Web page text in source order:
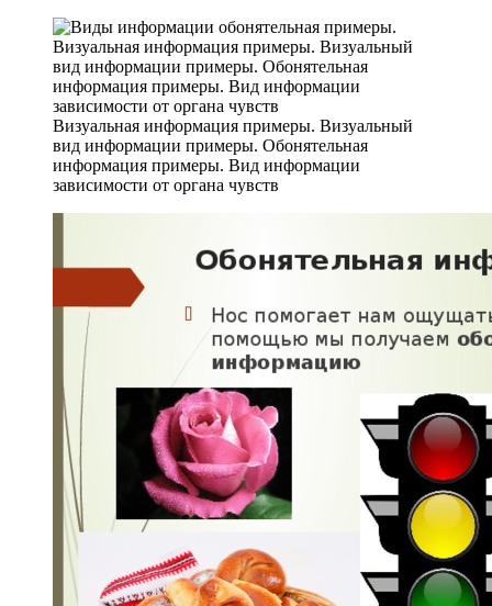
Визуальная информация примеры. Визуальный
вид информации примеры. Обонятельная
информация примеры. Вид информации
зависимости от органа чувств